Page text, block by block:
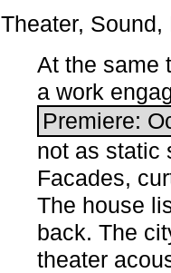
Theater, Sound,
At the same
a work
Premiere:
not as static
Facades,
The house
back. The
theater